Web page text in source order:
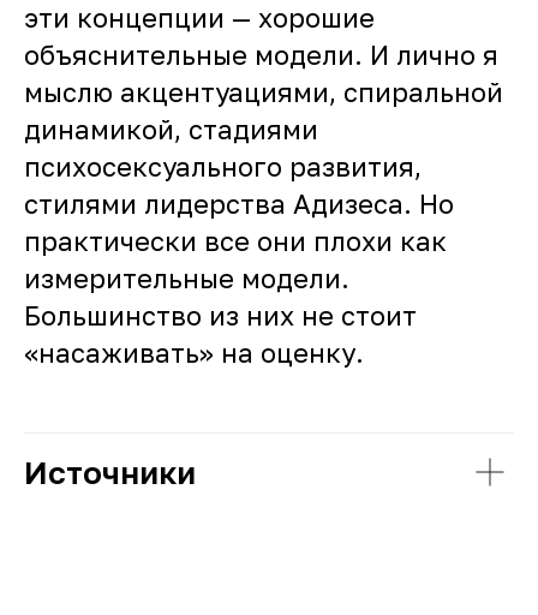
эти концепции — хорошие
объяснительные модели. И лично я
мыслю акцентуациями, спиральной
динамикой, стадиями
психосексуального развития,
стилями лидерства Адизеса. Но
практически все они плохи как
измерительные модели.
Большинство из них не стоит
«насаживать» на оценку.
Источники